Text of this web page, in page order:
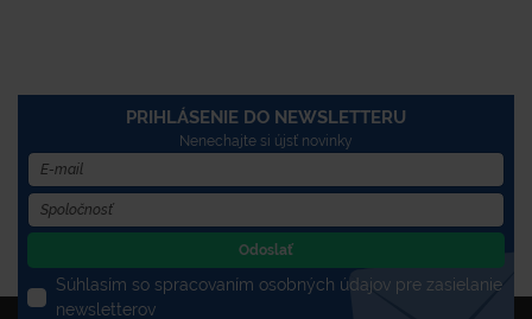
PRIHLÁSENIE DO NEWSLETTERU
Nenechajte si újsť novinky
Odoslať
Súhlasím so spracovaním osobných údajov pre zasielanie
newsletterov